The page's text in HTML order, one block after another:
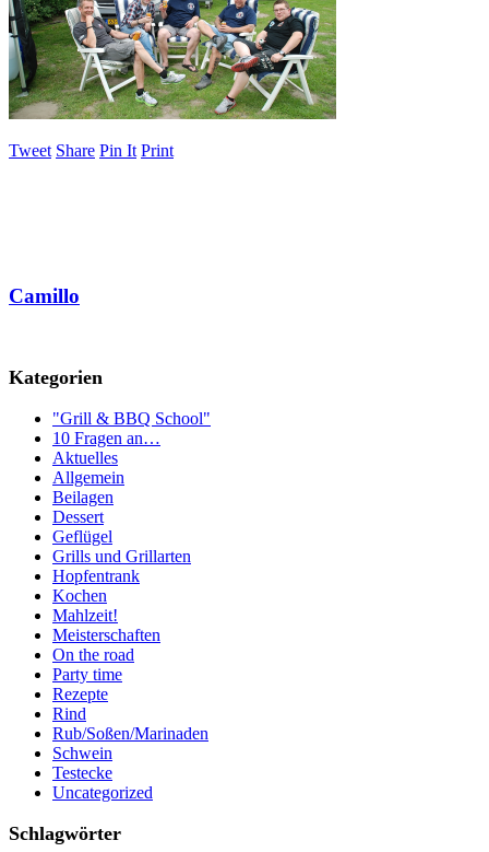
Tweet Share Pin It Print
Camillo
Kategorien
"Grill & BBQ School"
10 Fragen an…
Aktuelles
Allgemein
Beilagen
Dessert
Geflügel
Grills und Grillarten
Hopfentrank
Kochen
Mahlzeit!
Meisterschaften
On the road
Party time
Rezepte
Rind
Rub/Soßen/Marinaden
Schwein
Testecke
Uncategorized
Schlagwörter